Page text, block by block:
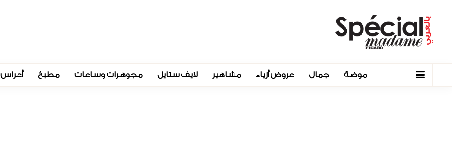
موضة جمال عروض أزياء مشاهير لايف ستايل مجوهرات وساعات مطبخ أعراس